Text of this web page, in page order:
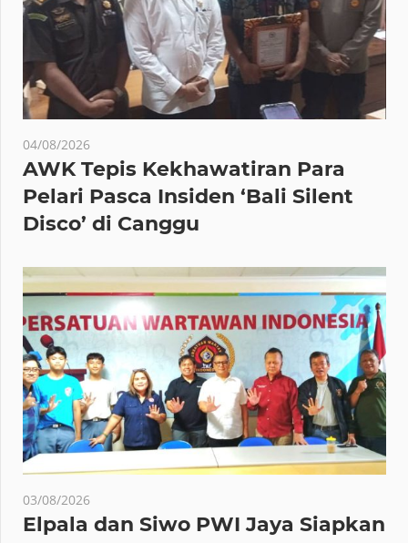
04/08/2026
AWK Tepis Kekhawatiran Para
Pelari Pasca Insiden ‘Bali Silent
Disco’ di Canggu
03/08/2026
Elpala dan Siwo PWI Jaya Siapkan